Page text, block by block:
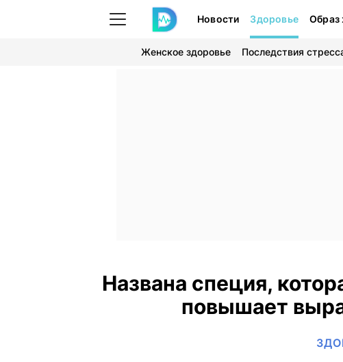
Новости Здоровье Образ
Женское здоровье Последствия
Названа специя,
повышает